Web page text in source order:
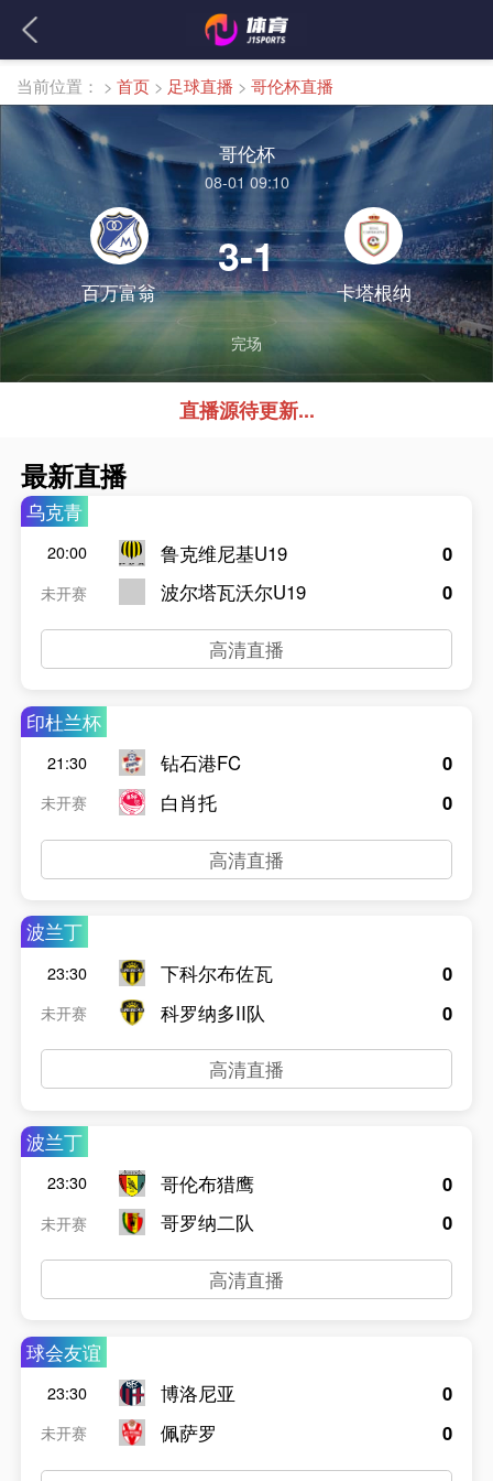
当前位置： > 首页 > 足球直播 > 哥伦杯直播
哥伦杯
08-01 09:10
百万富翁
3-1
卡塔根纳
完场
直播源待更新...
最新直播
乌克青
20:00
未开赛
鲁克维尼基U19
波尔塔瓦沃尔U19
0
0
高清直播
印杜兰杯
21:30
未开赛
钻石港FC
白肖托
0
0
高清直播
波兰丁
23:30
未开赛
下科尔布佐瓦
科罗纳多II队
0
0
高清直播
波兰丁
23:30
未开赛
哥伦布猎鹰
哥罗纳二队
0
0
高清直播
球会友谊
23:30
未开赛
博洛尼亚
佩萨罗
0
0